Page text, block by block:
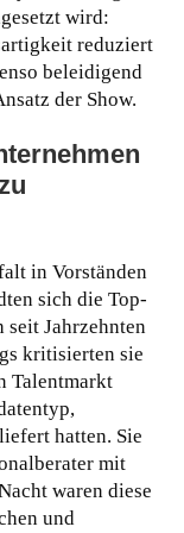
wird:
reduziert
beleidigend
der Show.
in Vorständen
sich die Top-
seit Jahrzehnten
kritisierten sie
Talentmarkt
hatten. Sie
mit
waren diese
und